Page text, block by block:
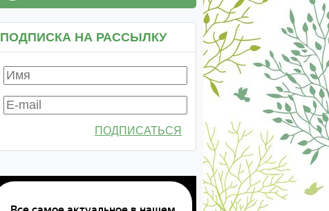
ПОДПИСКА НА РАССЫЛКУ
ПОДПИСАТЬСЯ